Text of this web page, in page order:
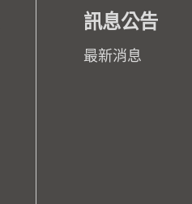
訊息公告
最新消息